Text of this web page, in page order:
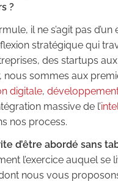
?
il ne s’agit pas d’un
stratégique qui
des startups
nous sommes aux
digitale,
massive de l’
nos process.
d’être abordé sans
l’exercice auquel se
nous vous